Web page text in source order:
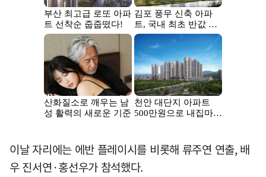
이날 자리에는 에반 플레이시를 비롯해 류주연 연출, 배
우 진서연·홍선우가 참석했다.